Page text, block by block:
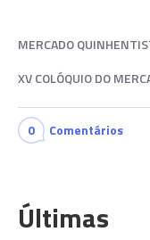
MERCADO
XV COLÓQUIO DO
0 Comentários
Últimas